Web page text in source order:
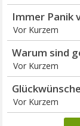
Immer Panik
Vor Kurzem
Warum sind
Vor Kurzem
Glückwünsche
Vor Kurzem